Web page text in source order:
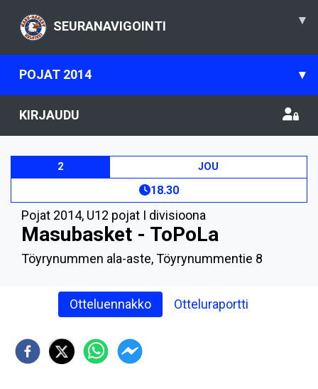
SEURANAVIGOINTI ▾
POJAT 2014 ▾
KIRJAUDU
2 JOU
18.30
Pojat 2014, U12 pojat I divisioona
Masubasket - ToPoLa
Töyrynummen ala-aste, Töyrynummentie 8
Otteluennakko Otteluraportti